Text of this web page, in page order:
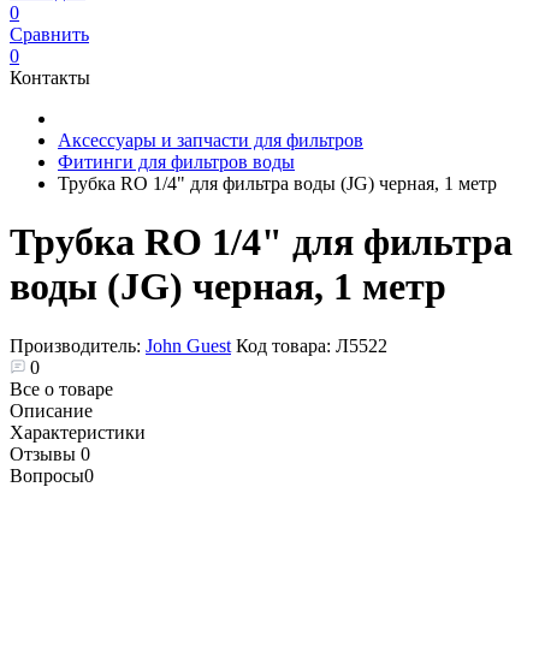
0
Сравнить
0
Контакты
Аксессуары и запчасти для фильтров
Фитинги для фильтров воды
Трубка RO 1/4" для фильтра воды (JG) черная, 1 метр
Трубка RO 1/4" для фильтра
воды (JG) черная, 1 метр
Производитель: John Guest Код товара: Л5522
0
Все о товаре
Описание
Характеристики
Отзывы 0
Вопросы0